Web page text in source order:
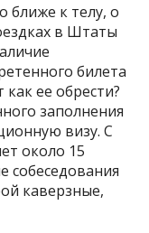
ближе к телу, о
в Штаты
билета
ее обрести?
заполнения
визу. С
около 15
собеседования
каверзные,